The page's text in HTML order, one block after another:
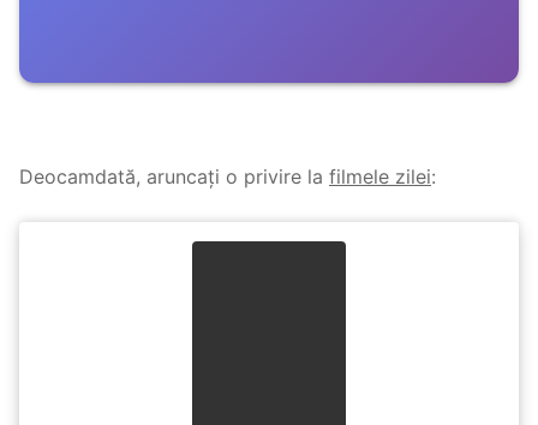
Deocamdată, aruncați o privire la filmele zilei: